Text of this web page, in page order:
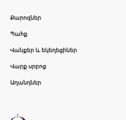
Քարոզներ
Պահք
Վանքեր և եկեղեցիներ
Վարք սրբոց
Աղանդներ